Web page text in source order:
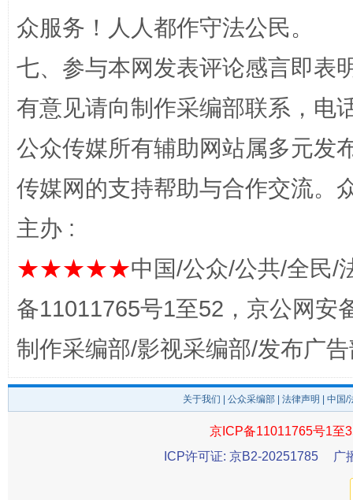
众服务！人人都作守法公民。
七、参与本网发表评论感言即表
有意见请向制作采编部联系，电
公众传媒所有辅助网站属多元发
传媒网的支持帮助与合作交流。
主办 :
★★★★★中国/公众/公共/全民/
备11011765号1至52，京公网安
制作采编部/影视采编部/发布广
关于我们 公众采编部 法律声明 | 中国
京ICP备11011765号1至
ICP许可证: 京B2-20251785
广